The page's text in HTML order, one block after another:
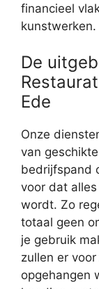
financieel
kunstwerken.
De
Ede
Onze
van
bedrijfspand
voor dat
wordt. Zo
totaal geen
je gebruik
zullen er
opgehangen